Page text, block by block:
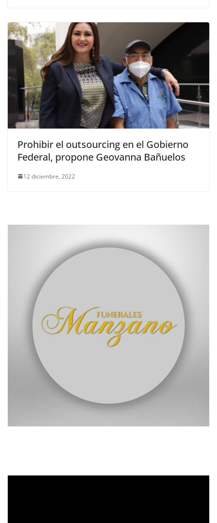
Prohibir el outsourcing en el Gobierno
Federal, propone Geovanna Bañuelos
12 diciembre, 2022